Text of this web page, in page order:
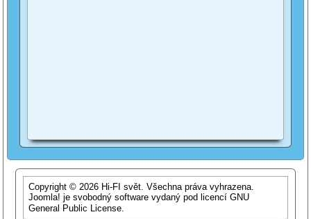
Copyright © 2026 Hi-FI svět. Všechna práva vyhrazena.
Joomla! je svobodný software vydaný pod licencíGNU
General Public License.